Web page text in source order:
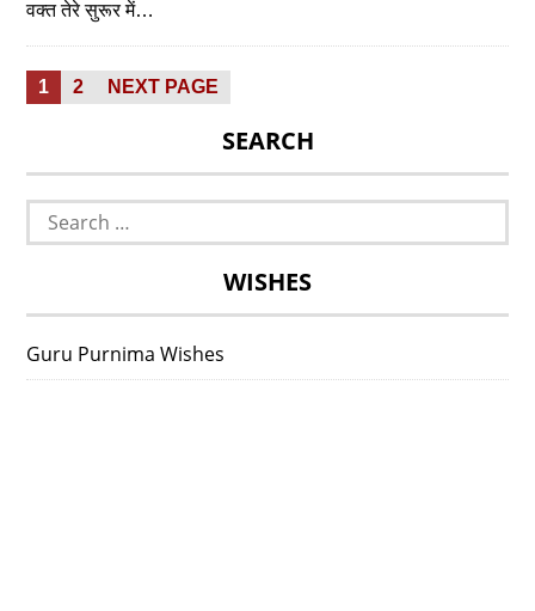
वक्त तेरे सुरूर में…
Posts
pagination
PAGE
1 PAGE
2 NEXT PAGE
SEARCH
Search
for:
WISHES
Guru Purnima Wishes